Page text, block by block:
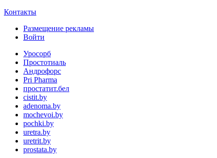
Контакты
Размещение рекламы
Войти
Уросорб
Простотиаль
Андрофорс
Pri Pharma
простатит.бел
cistit.by
adenoma.by
mochevoi.by
pochki.by
uretra.by
uretrit.by
prostata.by